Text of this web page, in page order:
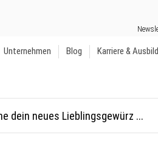
Unternehmen Blog Karriere &